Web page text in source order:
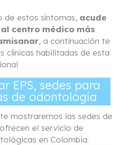
de estos síntomas, acude
centro médico más
, a continuación te
clínicas habilitadas de esta
EPS, sedes para
de odontología
mostraremos las sedes de
el servicio de
en Colombia: